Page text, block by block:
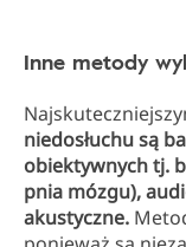
Inne metody
niedosłuchu są
obiektywnych tj.
pnia mózgu),
akustyczne.